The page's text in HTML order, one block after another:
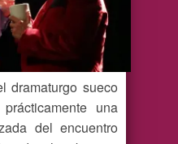
dramaturgo sueco
una
del encuentro